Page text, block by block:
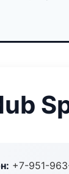
+7-951-